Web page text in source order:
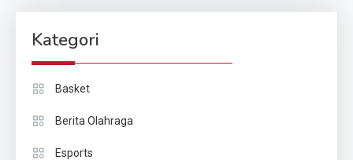
Kategori
Basket
Berita Olahraga
Esports